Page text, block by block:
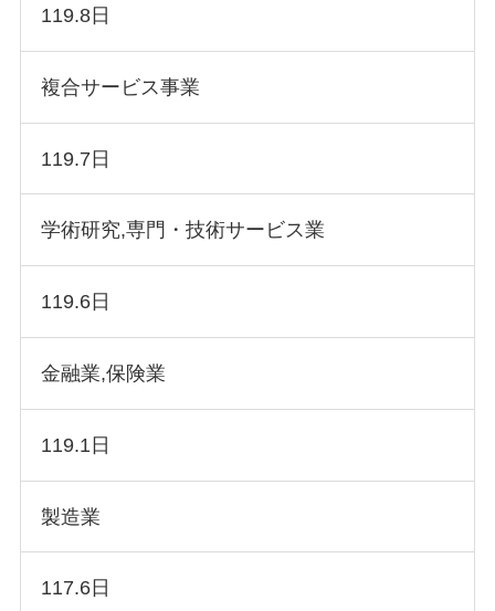
119.8日
複合サービス事業
119.7日
学術研究,専門・技術サービス業
119.6日
金融業,保険業
119.1日
製造業
117.6日